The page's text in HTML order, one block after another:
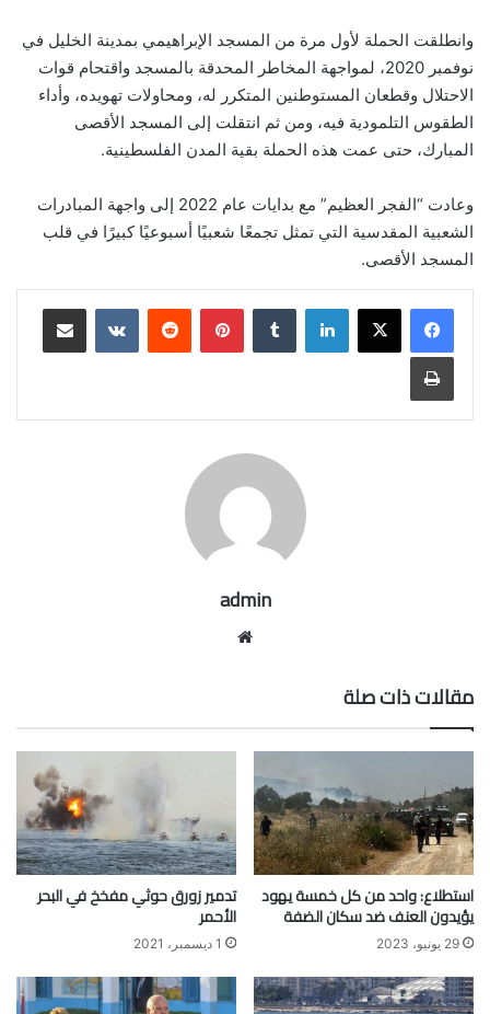
وانطلقت الحملة لأول مرة من المسجد الإبراهيمي بمدينة الخليل في
نوفمبر 2020، لمواجهة المخاطر المحدقة بالمسجد واقتحام قوات
الاحتلال وقطعان المستوطنين المتكرر له، ومحاولات تهويده، وأداء
الطقوس التلمودية فيه، ومن ثم انتقلت إلى المسجد الأقصى
المبارك، حتى عمت هذه الحملة بقية المدن الفلسطينية.
وعادت “الفجر العظيم” مع بدايات عام 2022 إلى واجهة المبادرات
الشعبية المقدسية التي تمثل تجمعًا شعبيًا أسبوعيًا كبيرًا في قلب
المسجد الأقصى.
لينكدإن بينتيريست مشاركة عبر البريد
طباعة
admin
مقالات ذات صلة
استطلاع: واحد من كل خمسة يهود
يؤيدون العنف ضد سكان الضفة
29 يونيو، 2023
تدمير زورق حوثي مفخخ في البحر
الأحمر
1 ديسمبر، 2021